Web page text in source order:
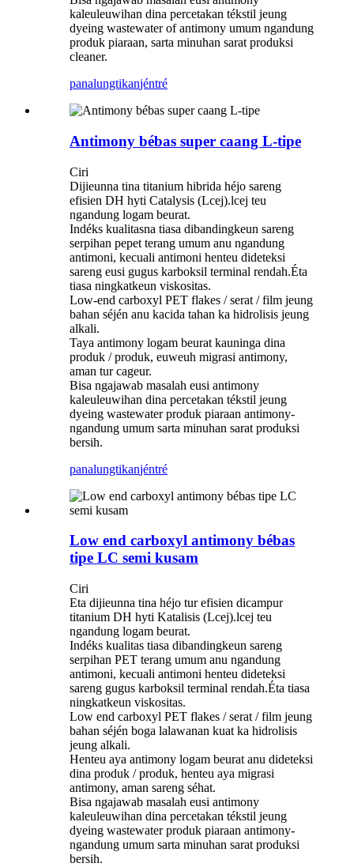
kaleuleuwihan dina percetakan tékstil jeung
dyeing wastewater of antimony umum ngandung
produk piaraan, sarta minuhan sarat produksi
cleaner.
panalungtikanjéntré
Antimony bébas super caang L-tipe
Ciri
Dijieunna tina titanium hibrida héjo sareng
efisien DH hyti Catalysis (Lcej).lcej teu
ngandung logam beurat.
Indéks kualitasna tiasa dibandingkeun sareng
serpihan pepet terang umum anu ngandung
antimoni, kecuali antimoni henteu dideteksi
sareng eusi gugus karboksil terminal rendah.Éta
tiasa ningkatkeun viskositas.
Low-end carboxyl PET flakes / serat / film jeung
bahan séjén anu kacida tahan ka hidrolisis jeung
alkali.
Taya antimony logam beurat kauninga dina
produk / produk, euweuh migrasi antimony,
aman tur cageur.
Bisa ngajawab masalah eusi antimony
kaleuleuwihan dina percetakan tékstil jeung
dyeing wastewater produk piaraan antimony-
ngandung umum sarta minuhan sarat produksi
bersih.
panalungtikanjéntré
Low end carboxyl antimony bébas
tipe LC semi kusam
Ciri
Eta dijieunna tina héjo tur efisien dicampur
titanium DH hyti Katalisis (Lcej).lcej teu
ngandung logam beurat.
Indéks kualitas tiasa dibandingkeun sareng
serpihan PET terang umum anu ngandung
antimoni, kecuali antimoni henteu dideteksi
sareng gugus karboksil terminal rendah.Éta tiasa
ningkatkeun viskositas.
Low end carboxyl PET flakes / serat / film jeung
bahan séjén boga lalawanan kuat ka hidrolisis
jeung alkali.
Henteu aya antimony logam beurat anu dideteksi
dina produk / produk, henteu aya migrasi
antimony, aman sareng séhat.
Bisa ngajawab masalah eusi antimony
kaleuleuwihan dina percetakan tékstil jeung
dyeing wastewater produk piaraan antimony-
ngandung umum sarta minuhan sarat produksi
bersih.